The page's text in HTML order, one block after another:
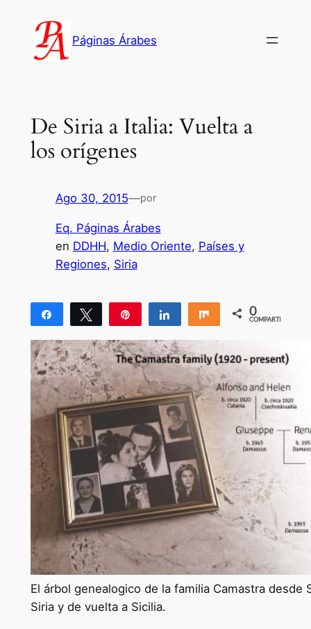
contenido
Páginas Árabes
De Siria a Italia: Vuelta a
los orígenes
Ago 30, 2015—por
Eq. Páginas Árabes
en DDHH, Medio Oriente, Países y
Regiones, Siria
Compartir Twittear Compartir Compartir
0
COMPARTIR
El árbol genealogico de la familia Camastra desde
Siria y de vuelta a Sicilia.